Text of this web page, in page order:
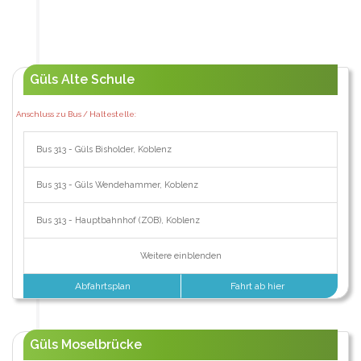
Güls Alte Schule
Anschluss zu Bus / Haltestelle:
Bus 313 - Güls Bisholder, Koblenz
Bus 313 - Güls Wendehammer, Koblenz
Bus 313 - Hauptbahnhof (ZOB), Koblenz
Weitere einblenden
Abfahrtsplan Fahrt ab hier
Güls Moselbrücke